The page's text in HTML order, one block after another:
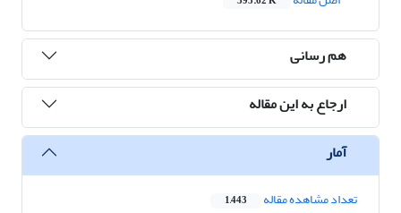
هم رسانی
ارجاع به این مقاله
آمار
تعداد مشاهده مقاله 1,443